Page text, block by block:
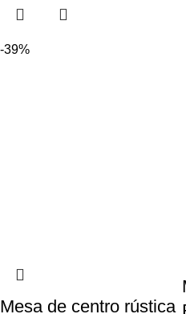
-39%
Mesa de centro rústica